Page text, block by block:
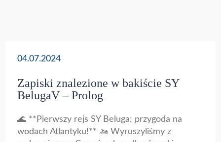
04.07.2024
Zapiski znalezione w bakiście SY
BelugaV – Prolog
🌊 **Pierwszy rejs SY Beluga: przygoda na
wodach Atlantyku!** 🚤 Wyruszyliśmy z